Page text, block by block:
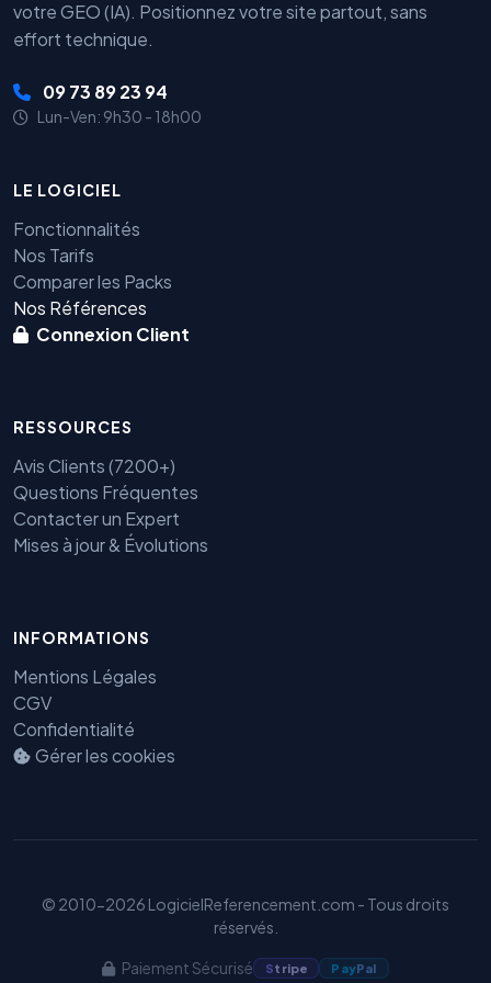
votre GEO (IA). Positionnez votre site partout, sans
effort technique.
09 73 89 23 94
Lun-Ven: 9h30 - 18h00
LE LOGICIEL
Fonctionnalités
Nos Tarifs
Comparer les Packs
Nos Références
Connexion Client
RESSOURCES
Avis Clients (7200+)
Questions Fréquentes
Contacter un Expert
Mises à jour & Évolutions
INFORMATIONS
Mentions Légales
CGV
Confidentialité
Gérer les cookies
© 2010-2026 LogicielReferencement.com - Tous droits
réservés.
Paiement Sécurisé Stripe PayPal